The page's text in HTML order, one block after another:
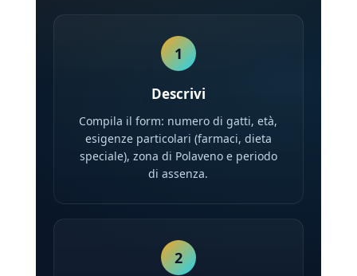
1
Descrivi
Compila il form: numero di gatti, età,
esigenze particolari (farmaci, dieta
speciale), zona di Polaveno e periodo
di assenza.
2